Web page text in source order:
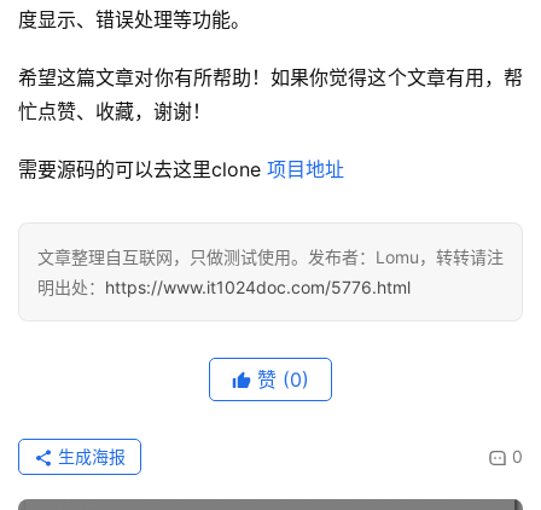
度显示、错误处理等功能。
希望这篇文章对你有所帮助！如果你觉得这个文章有用，帮
忙点赞、收藏，谢谢！
需要源码的可以去这里clone 项目地址
文章整理自互联网，只做测试使用。发布者：Lomu，转转请注
明出处： https://www.it1024doc.com/5776.html
赞 (0)
0
生成海报